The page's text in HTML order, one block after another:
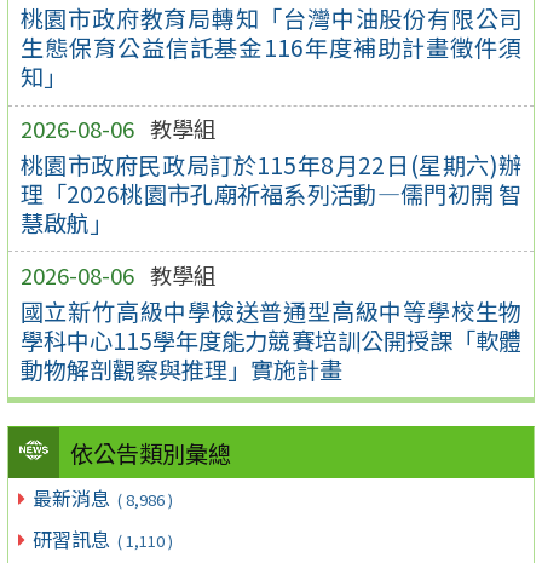
桃園市政府教育局轉知「台灣中油股份有限公司
生態保育公益信託基金116年度補助計畫徵件須
知」
2026-08-06 教學組
桃園市政府民政局訂於115年8月22日(星期六)辦
理「2026桃園市孔廟祈福系列活動—儒門初開 智
慧啟航」
2026-08-06 教學組
國立新竹高級中學檢送普通型高級中等學校生物
學科中心115學年度能力競賽培訓公開授課「軟體
動物解剖觀察與推理」實施計畫
依公告類別彙總
最新消息 ( 8,986 )
研習訊息 ( 1,110 )